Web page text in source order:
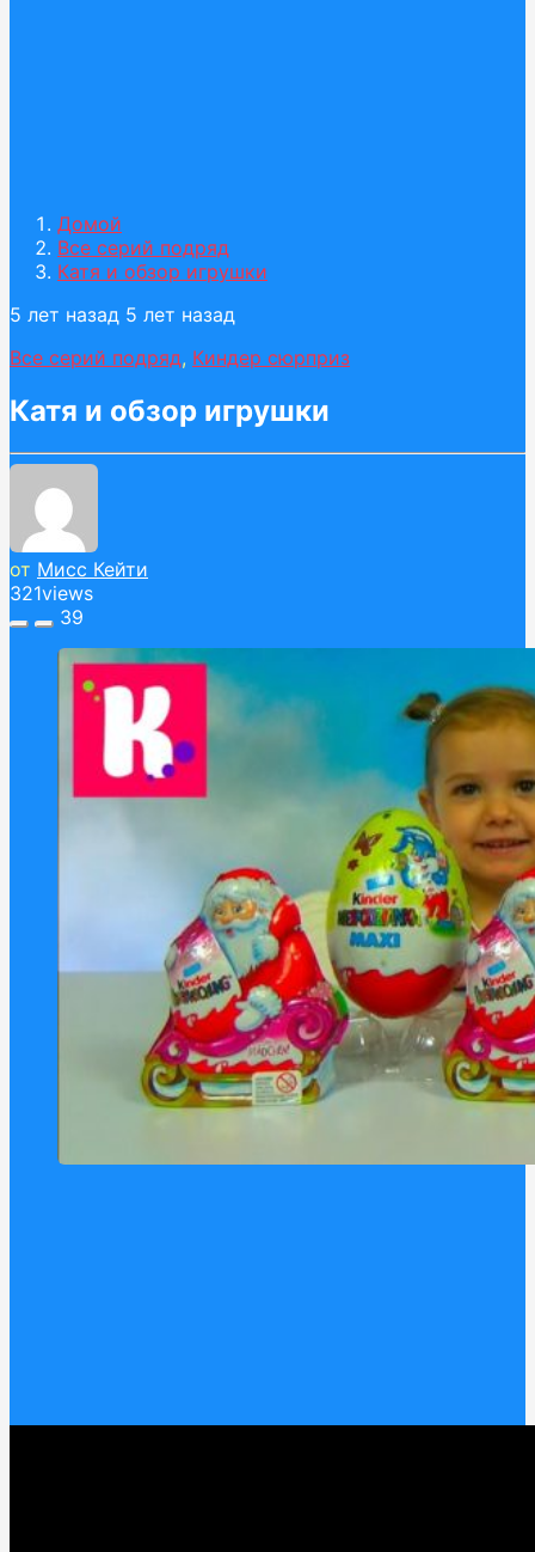
Домой
Все серий подряд
Катя и обзор игрушки
5 лет назад 5 лет назад
Все серий подряд, Киндер сюрприз
Катя и обзор игрушки
от Мисс Кейти
321views
39